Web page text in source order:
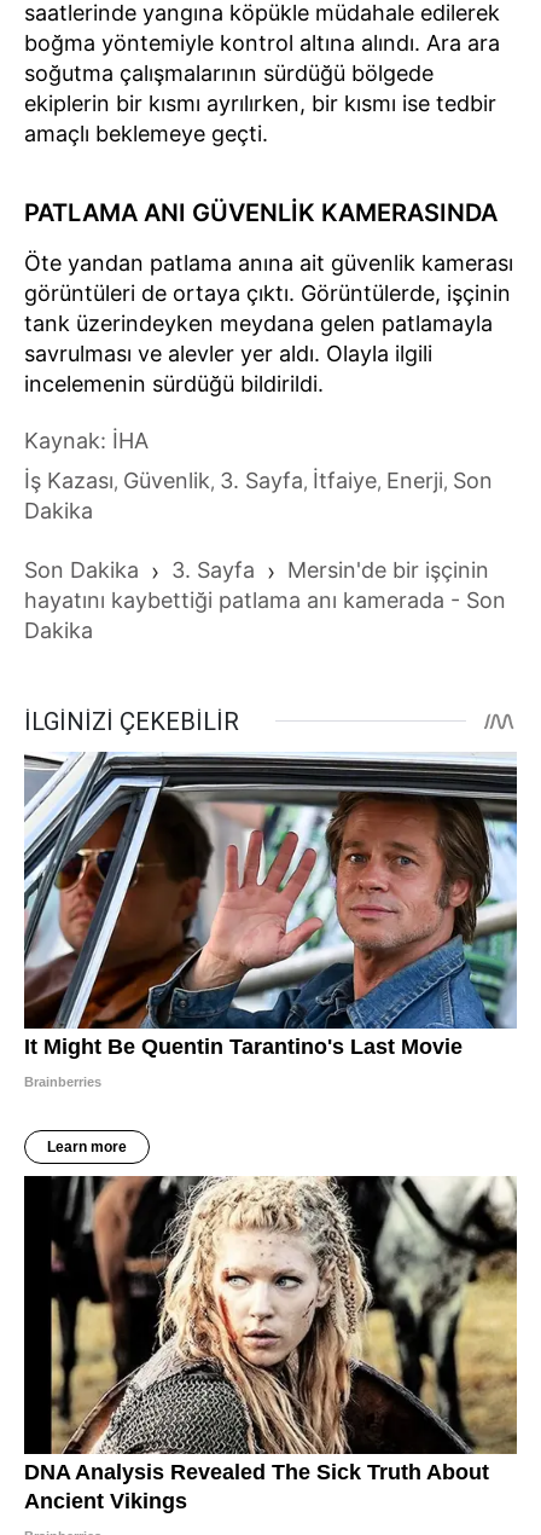
saatlerinde yangına köpükle müdahale edilerek
boğma yöntemiyle kontrol altına alındı. Ara ara
soğutma çalışmalarının sürdüğü bölgede
ekiplerin bir kısmı ayrılırken, bir kısmı ise tedbir
amaçlı beklemeye geçti.
PATLAMA ANI GÜVENLİK KAMERASINDA
Öte yandan patlama anına ait güvenlik kamerası
görüntüleri de ortaya çıktı. Görüntülerde, işçinin
tank üzerindeyken meydana gelen patlamayla
savrulması ve alevler yer aldı. Olayla ilgili
incelemenin sürdüğü bildirildi.
Kaynak: İHA
İş Kazası, Güvenlik, 3. Sayfa, İtfaiye, Enerji, Son
Dakika
Son Dakika › 3. Sayfa › Mersin'de bir işçinin
hayatını kaybettiği patlama anı kamerada - Son
Dakika